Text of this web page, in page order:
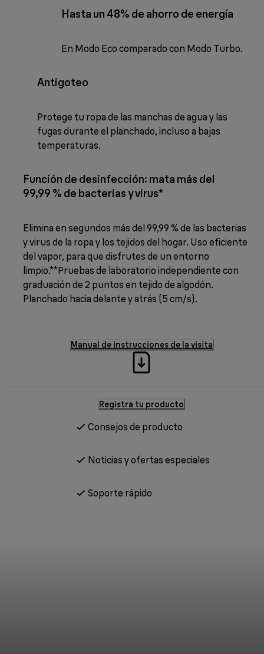
Hasta un 48% de ahorro de energía
En Modo Eco comparado con Modo Turbo.
Antigoteo
Protege tu ropa de las manchas de agua y las
fugas durante el planchado, incluso a bajas
temperaturas.
Función de desinfección: mata más del
99,99 % de bacterias y virus*
Elimina en segundos más del 99,99 % de las bacterias
y virus de la ropa y los tejidos del hogar. Uso eficiente
del vapor, para que disfrutes de un entorno
limpio.**Pruebas de laboratorio independiente con
graduación de 2 puntos en tejido de algodón.
Planchado hacia delante y atrás (5 cm/s).
Manual de instrucciones de la visita
Registra tu producto
Consejos de producto
Noticias y ofertas especiales
Soporte rápido